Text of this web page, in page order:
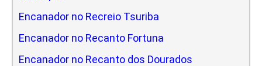
Encanador no Recreio Tsuriba
Encanador no Recanto Fortuna
Encanador no Recanto dos Dourados